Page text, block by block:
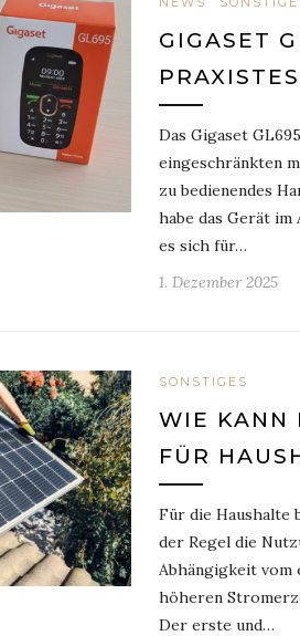
GIGASET
Das Gigaset
eingeschränkten
zu bedienendes
habe das Gerät
es sich für…
1. Dezember 2025
SONSTIGES
WIE KANN
FÜR
Für die Haushalte
der Regel die
Abhängigkeit
höheren
Der erste und…